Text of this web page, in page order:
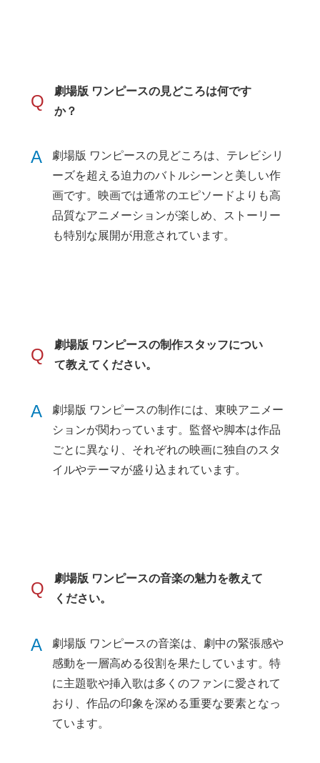
Q
劇場版 ワンピースの見どころは何です
か？
A
劇場版 ワンピースの見どころは、テレビシリ
ーズを超える迫力のバトルシーンと美しい作
画です。映画では通常のエピソードよりも高
品質なアニメーションが楽しめ、ストーリー
も特別な展開が用意されています。
Q
劇場版 ワンピースの制作スタッフについ
て教えてください。
A
劇場版 ワンピースの制作には、東映アニメー
ションが関わっています。監督や脚本は作品
ごとに異なり、それぞれの映画に独自のスタ
イルやテーマが盛り込まれています。
Q
劇場版 ワンピースの音楽の魅力を教えて
ください。
A
劇場版 ワンピースの音楽は、劇中の緊張感や
感動を一層高める役割を果たしています。特
に主題歌や挿入歌は多くのファンに愛されて
おり、作品の印象を深める重要な要素となっ
ています。